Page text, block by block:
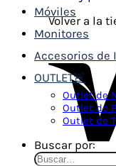
Volver a la
Móviles
Monitores
Accesorios de
OUTLET🚨
Outlet de
Outlet de
Outlet de
Buscar por: